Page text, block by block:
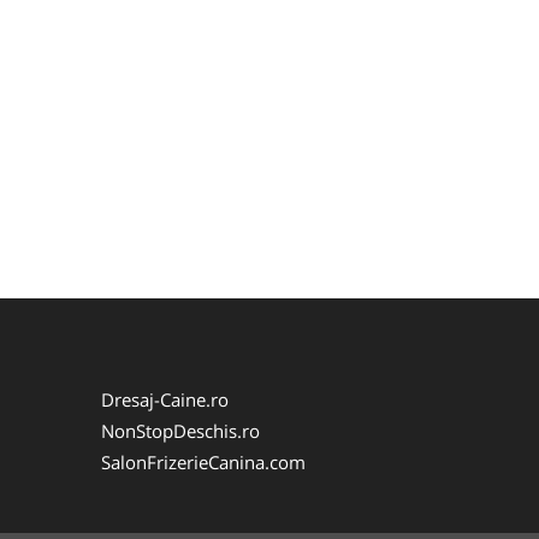
Dresaj-Caine.ro
NonStopDeschis.ro
SalonFrizerieCanina.com